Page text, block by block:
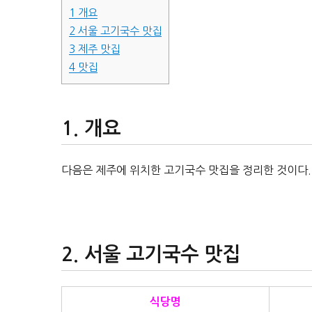
1 개요
2 서울 고기국수 맛집
3 제주 맛집
4 맛집
개요
다음은 제주에 위치한 고기국수 맛집을 정리한 것이다.
서울 고기국수 맛집
식당명